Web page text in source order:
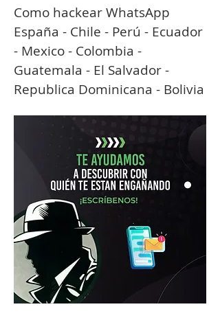
Como hackear WhatsApp
España - Chile - Perú - Ecuador
- Mexico - Colombia -
Guatemala - El Salvador -
Republica Dominicana - Bolivia